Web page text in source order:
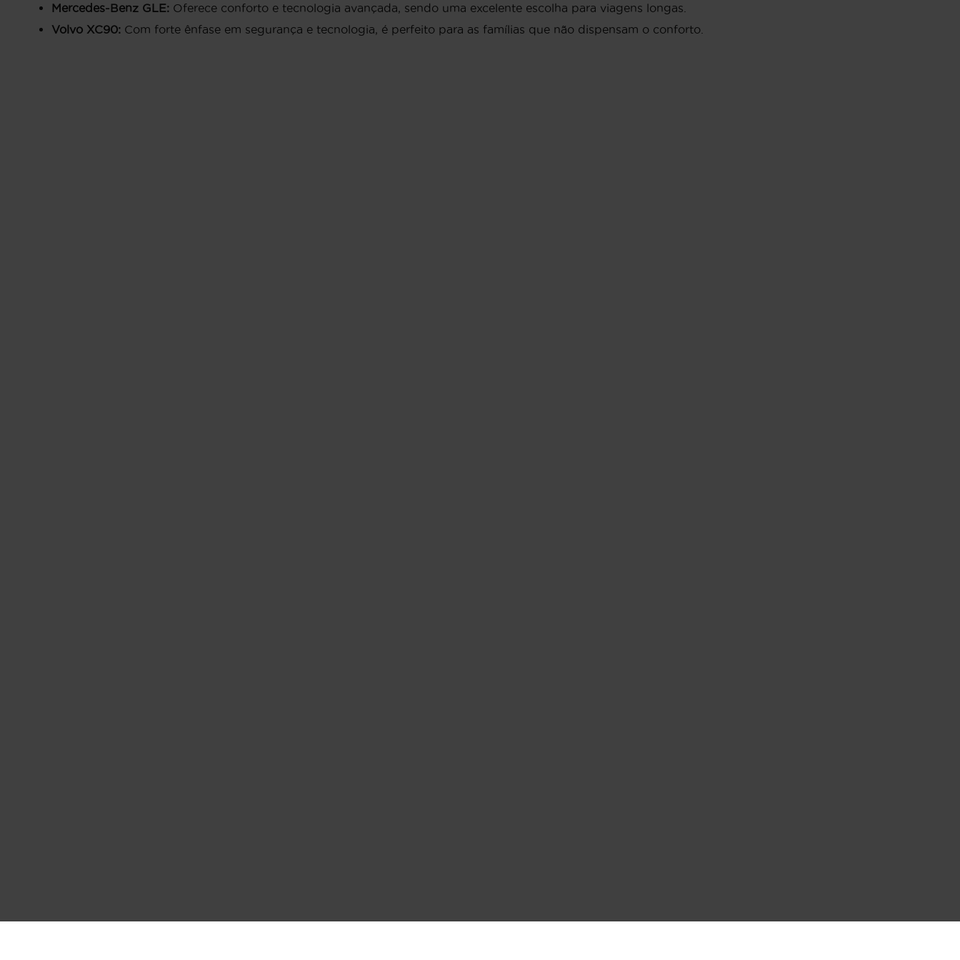
Mercedes-Benz GLE: Oferece conforto e tecnologia avançada, sendo uma excelente escolha para viagens longas.
Volvo XC90: Com forte ênfase em segurança e tecnologia, é perfeito para as famílias que não dispensam o conforto.